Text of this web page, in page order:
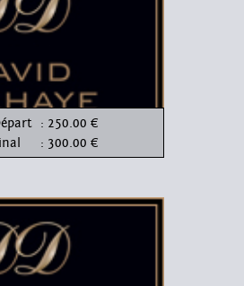
: 250.00 €
: 300.00 €